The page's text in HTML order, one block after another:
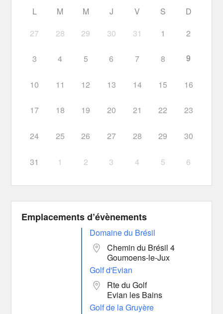
L M M J V S
D
27
28 29 30 31 1 2
3 4 5 6 7 8 9
10 11 12 13 14 15 16
17 18 19 20 21 22 23
24 25 26 27 28 29 30
31 1 2 3 4 5 6
Emplacements d’évènements
Domaine du Brésil
Chemin du Brésil 4
Goumoens-le-Jux
Golf d'Evian
Rte du Golf
Evian les Bains
Golf de la Gruyère